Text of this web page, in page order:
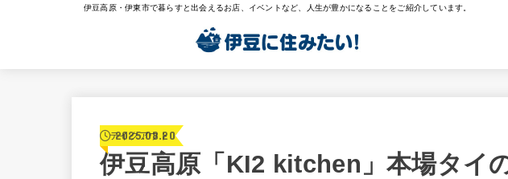
伊豆高原・伊東市で暮らすと出会えるお店、イベントなど、人生が豊かになることをご紹介しています。
テイクアウト
2025.08.20
伊豆高原「KI2 kitchen」本場タイ